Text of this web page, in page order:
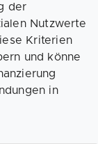
der
Nutzwerte
Kriterien
und könne
in